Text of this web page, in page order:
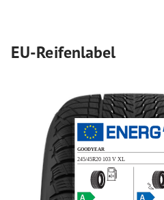
EU-Reifenlabel